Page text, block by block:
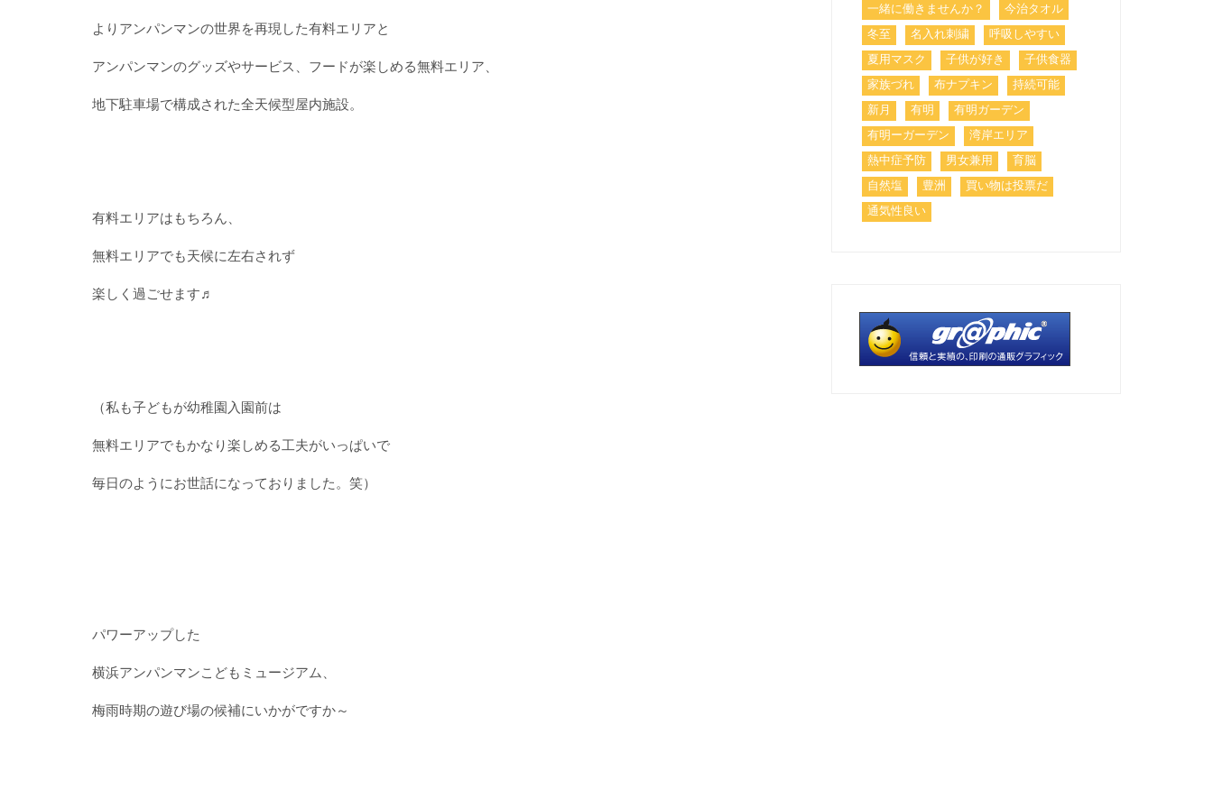
よりアンパンマンの世界を再現した有料エリアと
アンパンマンのグッズやサービス、フードが楽しめる無料エリア、
地下駐車場で構成された全天候型屋内施設。
有料エリアはもちろん、
無料エリアでも天候に左右されず
楽しく過ごせます♬
（私も子どもが幼稚園入園前は
無料エリアでもかなり楽しめる工夫がいっぱいで
毎日のようにお世話になっておりました。笑）
パワーアップした
横浜アンパンマンこどもミュージアム、
梅雨時期の遊び場の候補にいかがですか～
一緒に働きませんか？ 今治タオル
冬至 名入れ刺繍 呼吸しやすい
夏用マスク 子供が好き 子供食器
家族づれ 布ナプキン 持続可能
新月 有明 有明ガーデン
有明ーガーデン 湾岸エリア
熱中症予防 男女兼用 育脳
自然塩 豊洲 買い物は投票だ
通気性良い